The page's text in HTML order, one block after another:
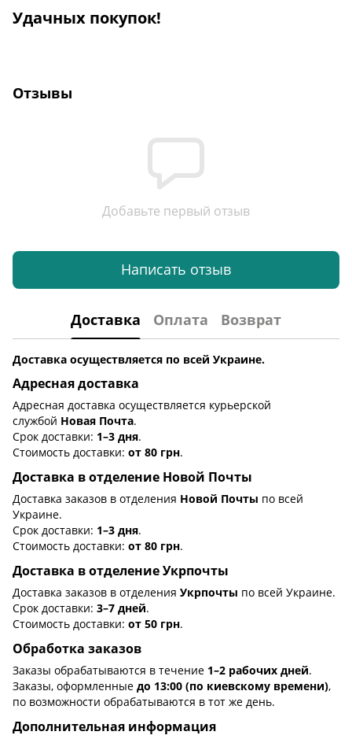
Удачных покупок!
Отзывы
Добавьте первый отзыв
Написать отзыв
Доставка Оплата Возврат
Доставка осуществляется по всей Украине.
Адресная доставка
Адресная доставка осуществляется курьерской
службой Новая Почта.
Срок доставки: 1–3 дня.
Стоимость доставки: от 80 грн.
Доставка в отделение Новой Почты
Доставка заказов в отделения Новой Почты по всей
Украине.
Срок доставки: 1–3 дня.
Стоимость доставки: от 80 грн.
Доставка в отделение Укрпочты
Доставка заказов в отделения Укрпочты по всей Украине.
Срок доставки: 3–7 дней.
Стоимость доставки: от 50 грн.
Обработка заказов
Заказы обрабатываются в течение 1–2 рабочих дней.
Заказы, оформленные до 13:00 (по киевскому времени),
по возможности обрабатываются в тот же день.
Дополнительная информация